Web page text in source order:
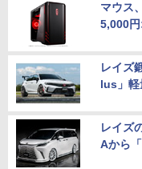
マウス
5,000円
レイズ
lus」軽
レイズ
Aから